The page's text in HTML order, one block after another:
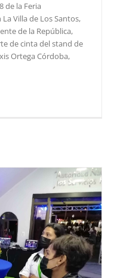
de la Feria
Villa de Los Santos,
de la República,
de cinta del stand de
Ortega Córdoba,